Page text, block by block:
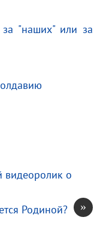
"наших" или за
видеоролик о
»
Родиной?